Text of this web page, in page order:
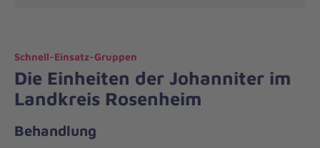
Die Einheiten der Johanniter im
Landkreis Rosenheim
Schnell-Einsatz-Gruppen
Behandlung